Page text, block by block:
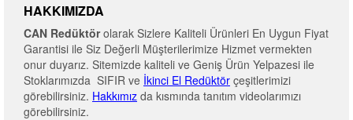
HAKKIMIZDA
CAN Redüktörolarak Sizlere Kaliteli Ürünleri En Uygun Fiyat
Garantisi ile Siz Değerli Müşterilerimize Hizmet vermekten
onur duyarız. Sitemizde kaliteli ve Geniş Ürün Yelpazesi ile
Stoklarımızda SIFIR ve İkinci El Redüktör çeşitlerimizi
görebilirsiniz. Hakkımız da kısmında tanıtım videolarımızı
görebilirsiniz.